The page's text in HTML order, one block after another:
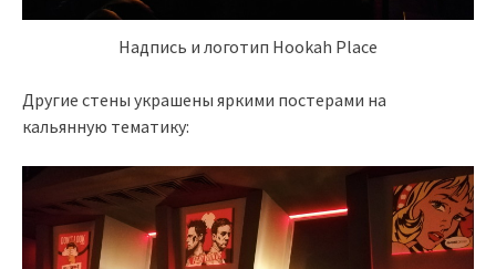
Надпись и логотип Hookah Place
Другие стены украшены яркими постерами на
кальянную тематику: